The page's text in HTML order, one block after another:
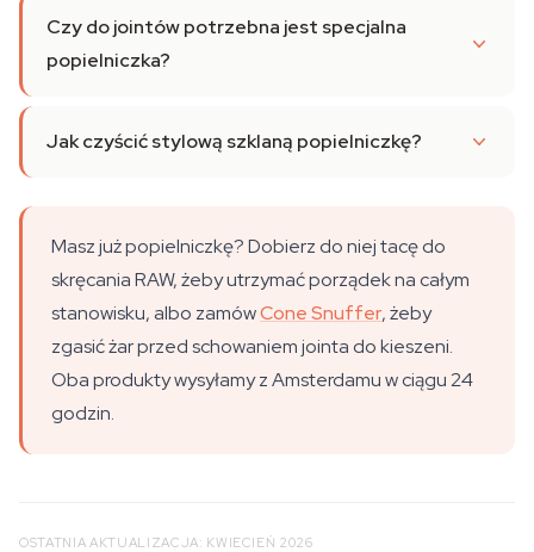
Czy do jointów potrzebna jest specjalna
popielniczka?
Jak czyścić stylową szklaną popielniczkę?
Masz już popielniczkę? Dobierz do niej tacę do
skręcania RAW, żeby utrzymać porządek na całym
stanowisku, albo zamówCone Snuffer, żeby
zgasić żar przed schowaniem jointa do kieszeni.
Oba produkty wysyłamy z Amsterdamu w ciągu 24
godzin.
OSTATNIA AKTUALIZACJA: KWIECIEŃ 2026